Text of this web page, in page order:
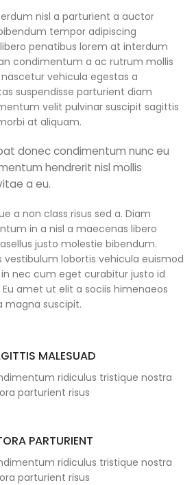
nisl a parturient a auctor
tempor adipiscing
penatibus lorem at interdum
condimentum a ac rutrum mollis
vehicula egestas a
suspendisse parturient diam
velit pulvinar suscipit sagittis
at aliquam.
donec condimentum nunc eu
hendrerit nisl mollis
a eu.
a non class risus sed a. Diam
in a nisl a maecenas libero
justo molestie bibendum.
vestibulum lobortis vehicula euismod
nec cum eget curabitur justo id
amet ut elit a sociis himenaeos
magna suscipit.
MALESUAD
ridiculus tristique nostra
parturient risus
PARTURIENT
ridiculus tristique nostra
parturient risus